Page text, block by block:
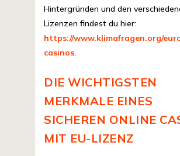
Hintergründen und den
Lizenzen findest du hier:
https://www.klimafragen.org/
casinos.
DIE WICHTIGSTEN
MERKMALE EINES
SICHEREN ONLINE
MIT EU-LIZENZ